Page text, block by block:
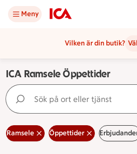
Meny
Vilken är din butik?
ICA Ramsele Öppettider
Sök på ort eller tjänst
Ramsele Öppettider